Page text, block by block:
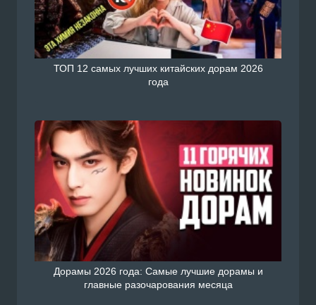
ТОП 12 самых лучших китайских дорам 2026
года
Дорамы 2026 года: Самые лучшие дорамы и
главные разочарования месяца